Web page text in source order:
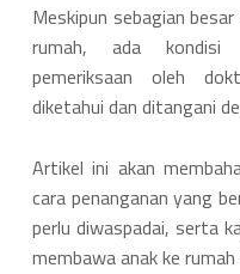
Meskipun sebagian
rumah, ada kondisi
pemeriksaan oleh
diketahui dan ditangani
Artikel ini akan
cara penanganan yang
perlu diwaspadai, serta
membawa anak ke